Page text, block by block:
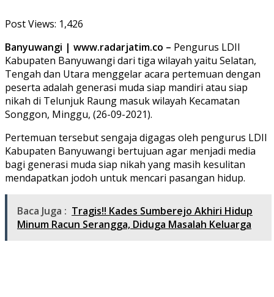
Post Views: 1,426
Banyuwangi | www.radarjatim.co – Pengurus LDII
Kabupaten Banyuwangi dari tiga wilayah yaitu Selatan,
Tengah dan Utara menggelar acara pertemuan dengan
peserta adalah generasi muda siap mandiri atau siap
nikah di Telunjuk Raung masuk wilayah Kecamatan
Songgon, Minggu, (26-09-2021).
Pertemuan tersebut sengaja digagas oleh pengurus LDII
Kabupaten Banyuwangi bertujuan agar menjadi media
bagi generasi muda siap nikah yang masih kesulitan
mendapatkan jodoh untuk mencari pasangan hidup.
Baca Juga : Tragis!! Kades Sumberejo Akhiri Hidup
Minum Racun Serangga, Diduga Masalah Keluarga